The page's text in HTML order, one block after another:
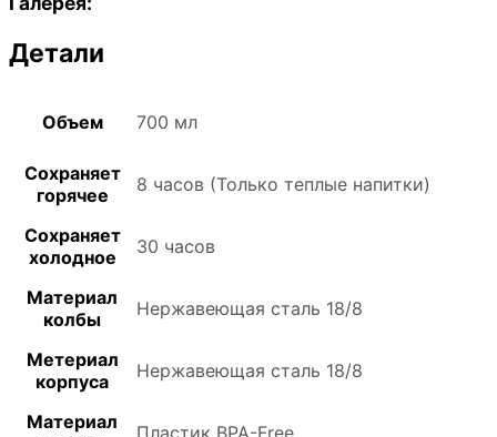
Детали
Объем 700 мл
Сохраняет
горячее
8 часов (Только теплые напитки)
Сохраняет
холодное
30 часов
Материал
колбы
Нержавеющая сталь 18/8
Метериал
корпуса
Нержавеющая сталь 18/8
Материал
Пластик BPA-Free